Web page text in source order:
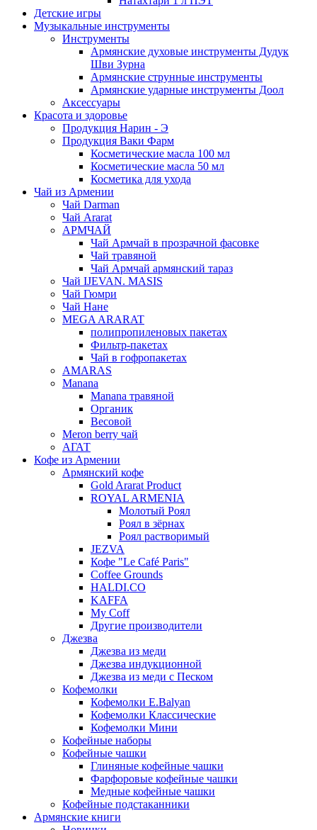
Детские игры
Музыкальные инструменты
Инструменты
Армянские духовые инструменты Дудук
Шви Зурна
Армянские струнные инструменты
Армянские ударные инструменты Доол
Аксессуары
Красота и здоровье
Продукция Нарин - Э
Продукция Ваки Фарм
Косметические масла 100 мл
Косметические масла 50 мл
Косметика для ухода
Чай из Армении
Чай Darman
Чай Ararat
АРМЧАЙ
Чай Армчай в прозрачной фасовке
Чай травяной
Чай Армчай армянский тараз
Чай IJEVAN. MASIS
Чай Гюмри
Чай Нане
MEGA ARARAT
полипропиленовых пакетах
Фильтр-пакетах
Чай в гофропакетах
AMARAS
Manana
Manana травяной
Органик
Весовой
Meron berry чай
АГАТ
Кофе из Армении
Армянский кофе
Gold Ararat Product
ROYAL ARMENIA
Молотый Роял
Роял в зёрнах
Роял растворимый
JEZVA
Кофе "Le Café Paris"
Coffee Grounds
HALDI.CO
KAFFA
My Coff
Другие производители
Джезва
Джезва из меди
Джезва индукционной
Джезва из меди с Песком
Кофемолки
Кофемолки E.Balyan
Кофемолки Классические
Кофемолки Мини
Кофейные наборы
Кофейные чашки
Глиняные кофейные чашки
Фарфоровые кофейные чашки
Медные кофейные чашки
Кофейные подстаканники
Армянские книги